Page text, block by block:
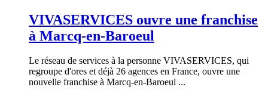
VIVASERVICES ouvre une franchise
à Marcq-en-Baroeul
Le réseau de services à la personne VIVASERVICES, qui
regroupe d'ores et déjà 26 agences en France, ouvre une
nouvelle franchise à Marcq-en-Baroeul ...